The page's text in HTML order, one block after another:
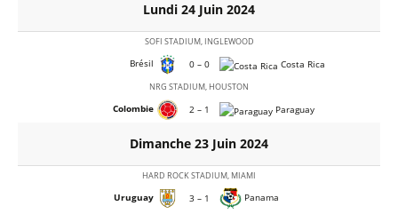
Lundi 24 Juin 2024
SOFI STADIUM, INGLEWOOD
Brésil 0 – 0 Costa Rica
NRG STADIUM, HOUSTON
Colombie 2 – 1 Paraguay
Dimanche 23 Juin 2024
HARD ROCK STADIUM, MIAMI
Uruguay 3 – 1 Panama